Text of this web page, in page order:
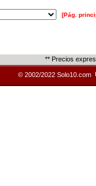
[Pág.
** Precios
© 2002/2022 Solo10.com